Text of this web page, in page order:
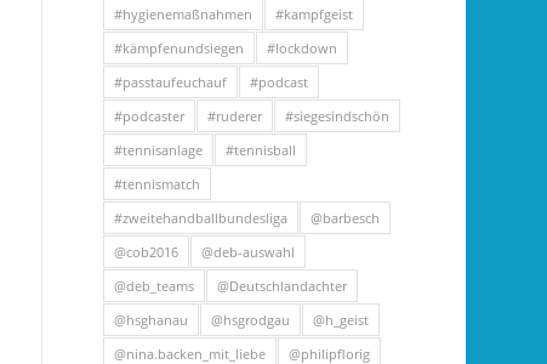
#hygienemaßnahmen
#kampfgeist
#kämpfenundsiegen
#lockdown
#passtaufeuchauf
#podcast
#podcaster
#ruderer
#siegesindschön
#tennisanlage
#tennisball
#tennismatch
#zweitehandballbundesliga
@barbesch
@cob2016
@deb-auswahl
@deb_teams
@Deutschlandachter
@hsghanau
@hsgrodgau
@h_geist
@nina.backen_mit_liebe
@philipflorig